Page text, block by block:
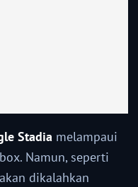
Stadia melampaui
Namun, seperti
dikalahkan